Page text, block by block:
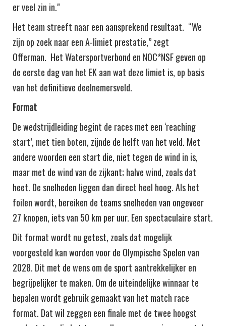
er veel zin in."
Het team streeft naar een aansprekend resultaat. “We
zijn op zoek naar een A-limiet prestatie,” zegt
Offerman. Het Watersportverbond en NOC*NSF geven op
de eerste dag van het EK aan wat deze limiet is, op basis
van het definitieve deelnemersveld.
Format
De wedstrijdleiding begint de races met een ‘reaching
start’, met tien boten, zijnde de helft van het veld. Met
andere woorden een start die, niet tegen de wind in is,
maar met de wind van de zijkant; halve wind, zoals dat
heet. De snelheden liggen dan direct heel hoog. Als het
foilen wordt, bereiken de teams snelheden van ongeveer
27 knopen, iets van 50 km per uur. Een spectaculaire start.
Dit format wordt nu getest, zoals dat mogelijk
voorgesteld kan worden voor de Olympische Spelen van
2028. Dit met de wens om de sport aantrekkelijker en
begrijpelijker te maken. Om de uiteindelijke winnaar te
bepalen wordt gebruik gemaakt van het match race
format. Dat wil zeggen een finale met de twee hoogst